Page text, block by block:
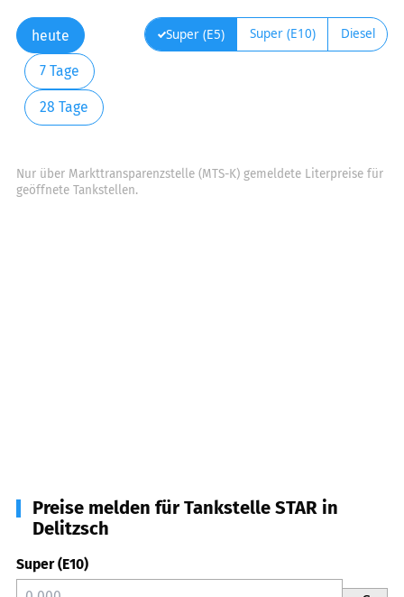
heute
7 Tage
28 Tage
Super (E5) Super (E10) Diesel
Nur über Markttransparenzstelle (MTS-K) gemeldete Literpreise für
geöffnete Tankstellen.
Preise melden für Tankstelle STAR in
Delitzsch
Super (E10)